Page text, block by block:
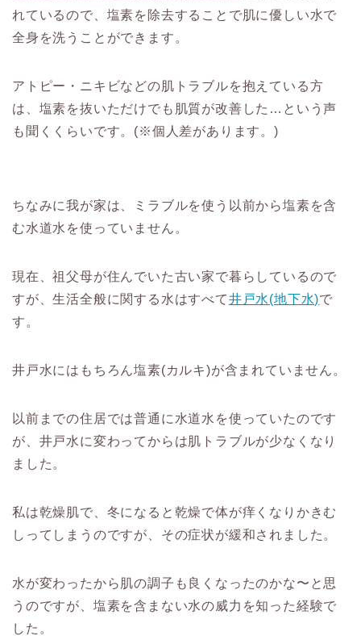
れているので、塩素を除去することで肌に優しい水で
全身を洗うことができます。
アトピー・ニキビなどの肌トラブルを抱えている方
は、塩素を抜いただけでも肌質が改善した…という声
も聞くくらいです。(※個人差があります。)
ちなみに我が家は、ミラブルを使う以前から塩素を含
む水道水を使っていません。
現在、祖父母が住んでいた古い家で暮らしているので
すが、生活全般に関する水はすべて井戸水(地下水)で
す。
井戸水にはもちろん塩素(カルキ)が含まれていません。
以前までの住居では普通に水道水を使っていたのです
が、井戸水に変わってからは肌トラブルが少なくなり
ました。
私は乾燥肌で、冬になると乾燥で体が痒くなりかきむ
しってしまうのですが、その症状が緩和されました。
水が変わったから肌の調子も良くなったのかな〜と思
うのですが、塩素を含まない水の威力を知った経験で
した。